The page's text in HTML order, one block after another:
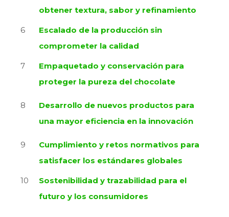
obtener textura, sabor y refinamiento
Escalado de la producción sin
comprometer la calidad
Empaquetado y conservación para
proteger la pureza del chocolate
Desarrollo de nuevos productos para
una mayor eficiencia en la innovación
Cumplimiento y retos normativos para
satisfacer los estándares globales
Sostenibilidad y trazabilidad para el
futuro y los consumidores